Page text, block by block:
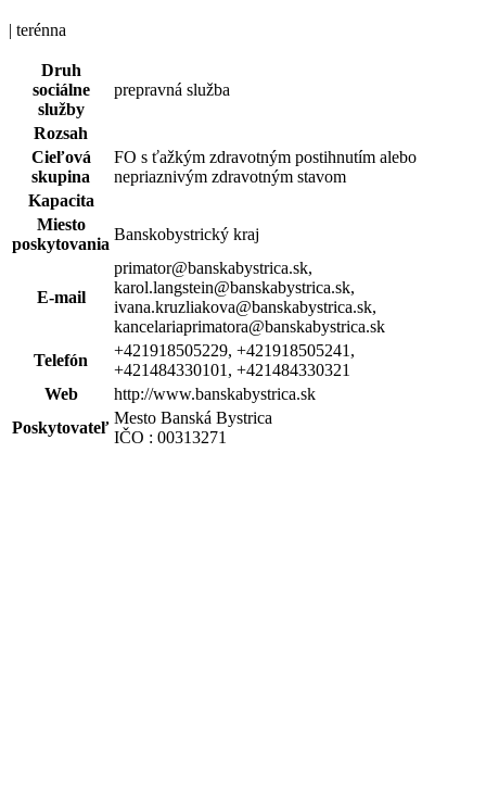
| terénna
Druh
sociálne
služby
prepravná služba
Rozsah
Cieľová
skupina
FO s ťažkým zdravotným postihnutím alebo
nepriaznivým zdravotným stavom
Kapacita
Miesto
poskytovania
Banskobystrický kraj
E-mail
primator@banskabystrica.sk,
karol.langstein@banskabystrica.sk,
ivana.kruzliakova@banskabystrica.sk,
kancelariaprimatora@banskabystrica.sk
Telefón
+421918505229, +421918505241,
+421484330101, +421484330321
Web
http://www.banskabystrica.sk
Poskytovateľ
Mesto Banská Bystrica
IČO : 00313271